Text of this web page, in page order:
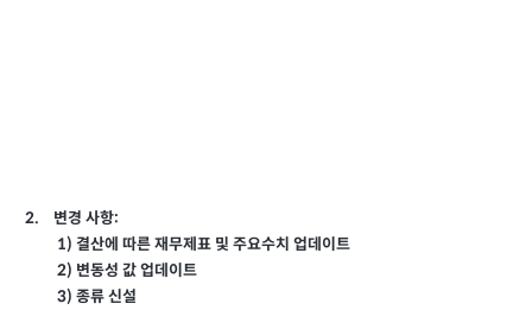
2. 변경 사항:
1) 결산에 따른 재무제표 및 주요수치 업데이트
2) 변동성 값 업데이트
3) 종류 신설